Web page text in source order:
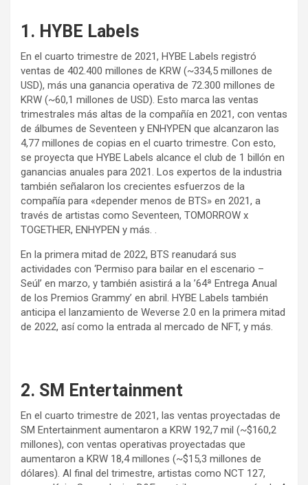
1. HYBE Labels
En el cuarto trimestre de 2021, HYBE Labels registró
ventas de 402.400 millones de KRW (~334,5 millones de
USD), más una ganancia operativa de 72.300 millones de
KRW (~60,1 millones de USD). Esto marca las ventas
trimestrales más altas de la compañía en 2021, con ventas
de álbumes de Seventeen y ENHYPEN que alcanzaron las
4,77 millones de copias en el cuarto trimestre. Con esto,
se proyecta que HYBE Labels alcance el club de 1 billón en
ganancias anuales para 2021. Los expertos de la industria
también señalaron los crecientes esfuerzos de la
compañía para «depender menos de BTS» en 2021, a
través de artistas como Seventeen, TOMORROW x
TOGETHER, ENHYPEN y más. .
En la primera mitad de 2022, BTS reanudará sus
actividades con ‘Permiso para bailar en el escenario –
Seúl’ en marzo, y también asistirá a la ’64ª Entrega Anual
de los Premios Grammy’ en abril. HYBE Labels también
anticipa el lanzamiento de Weverse 2.0 en la primera mitad
de 2022, así como la entrada al mercado de NFT, y más.
2. SM Entertainment
En el cuarto trimestre de 2021, las ventas proyectadas de
SM Entertainment aumentaron a KRW 192,7 mil (~$160,2
millones), con ventas operativas proyectadas que
aumentaron a KRW 18,4 millones (~$15,3 millones de
dólares). Al final del trimestre, artistas como NCT 127,